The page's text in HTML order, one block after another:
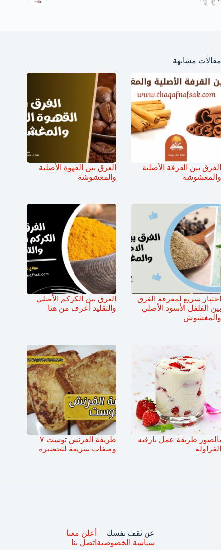
مقالات مشابهة
الفرق بين القرفة الأصلية
والمغشوشة
الفرق بين القهوة الأصلية
والمغشوشة
اختبار سريع لمعرفة الفرق
بين الفلفل الأسود الأصلي
والمغشوش
الفرق بين الكركم الأصلي
والتقليد أعرف من هنا
بالصور طريقة عمل بارفيه
الفراولة
طريقة الفرنش توست ٧
وصفات سريعة لتحضيره
عن ثقف نفسك
سياسة الخصوصية
أعلن معنا
اتصل بنا